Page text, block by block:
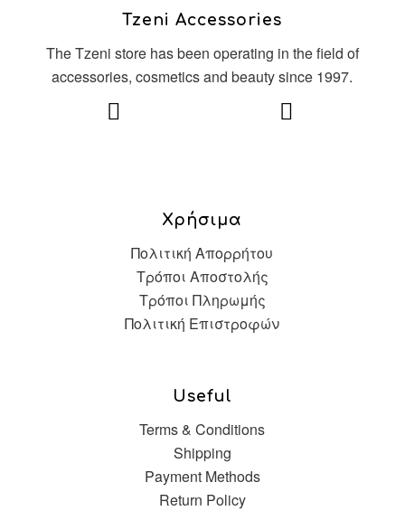
Tzeni Accessories
The Tzeni store has been operating in the field of
accessories, cosmetics and beauty since 1997.
Χρήσιμα
Πολιτική Απορρήτου
Τρόποι Αποστολής
Τρόποι Πληρωμής
Πολιτική Επιστροφών
Useful
Terms & Conditions
Shipping
Payment Methods
Return Policy